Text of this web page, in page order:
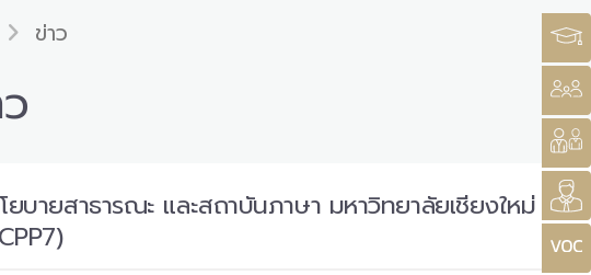
ข่าว
บายสาธารณะ และสถาบันภาษา มหาวิทยาลัยเชียงใหม่